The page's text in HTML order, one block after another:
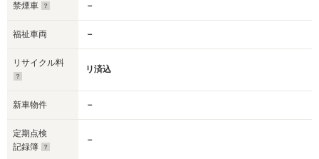
禁煙車 －
福祉車両 －
リサイクル料
リ済込
新車物件 －
定期点検
記録簿
－